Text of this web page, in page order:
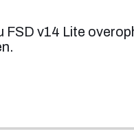
FSD v14 Lite